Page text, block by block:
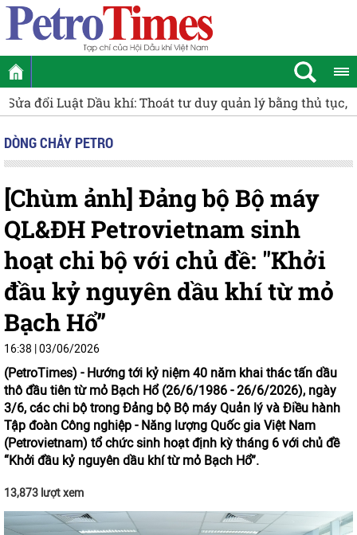
Khởi tranh Giải Bóng bàn Cúp Phân Bón Cà Mau 2026
DÒNG CHẢY PETRO
[Chùm ảnh] Đảng bộ Bộ máy
QL&ĐH Petrovietnam sinh
hoạt chi bộ với chủ đề: "Khởi
đầu kỷ nguyên dầu khí từ mỏ
Bạch Hổ”
16:38 | 03/06/2026
(PetroTimes) - Hướng tới kỷ niệm 40 năm khai thác tấn dầu
thô đầu tiên từ mỏ Bạch Hổ (26/6/1986 - 26/6/2026), ngày
3/6, các chi bộ trong Đảng bộ Bộ máy Quản lý và Điều hành
Tập đoàn Công nghiệp - Năng lượng Quốc gia Việt Nam
(Petrovietnam) tổ chức sinh hoạt định kỳ tháng 6 với chủ đề
“Khởi đầu kỷ nguyên dầu khí từ mỏ Bạch Hổ”.
13,873 lượt xem